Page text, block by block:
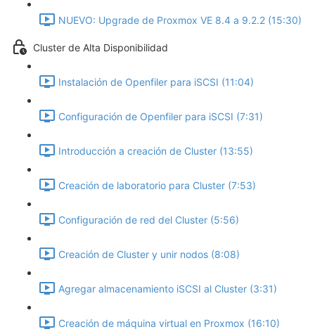
NUEVO: Upgrade de Proxmox VE 8.4 a 9.2.2 (15:30)
Cluster de Alta Disponibilidad
Instalación de Openfiler para iSCSI (11:04)
Configuración de Openfiler para iSCSI (7:31)
Introducción a creación de Cluster (13:55)
Creación de laboratorio para Cluster (7:53)
Configuración de red del Cluster (5:56)
Creación de Cluster y unir nodos (8:08)
Agregar almacenamiento iSCSI al Cluster (3:31)
Creación de máquina virtual en Proxmox (16:10)